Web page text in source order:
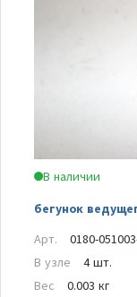
В наличии
бегунок
Арт.
0180-
В узле
4 шт.
Вес
0.003 кг